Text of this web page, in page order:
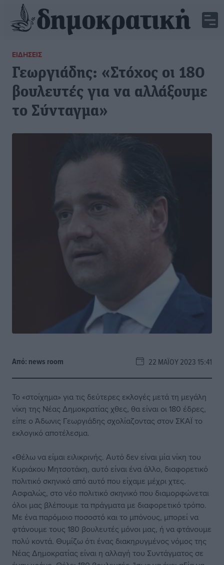
ΕΙΔΉΣΕΙΣ
Γεωργιάδης: «Στόχος οι 180
βουλευτές για να αλλάξουμε
το Σύνταγμα»
Από: news room 22 ΜΑΪ́ΟΥ 2023 15:41
Το «στοίχημα» για τις δεύτερες εκλογές μετά τη μεγάλη
νίκη της Νέας Δημοκρατίας χθες, θα είναι οι 180 έδρες,
είπε ο Άδωνις Γεωργιάδης σχολίαζοντας στον ΣΚΑΪ το
εκλογικό αποτέλεσμα.
«Θέλω να είμαι ειλικρινής. Αυτό δεν είναι μία νίκη του
Κυριάκου Μητσοτάκη, αυτό είναι ένα άλλο, διαφορετικό
πολιτικό σκηνικό από αυτό που είχαμε μέχρι χτες.
Ασφαλώς, στο νέο πολιτικό σκηνικό που διαμορφώνεται
όλοι μας βλέπουμε τα πράγματα με διαφορετικό τρόπο.
Με ένα παρόμοιο ποσοστό και το μπόνους, μπορεί να
φτάνουμε τους 180 βουλευτές μόνοι μας, ή να φτάνουμε
πολύ κοντά. Θυμίζω ότι ένας διακηρυγμένος νόμος της
Νέας Δημοκρατίας είναι η αλλαγή του Συντάγματος σε